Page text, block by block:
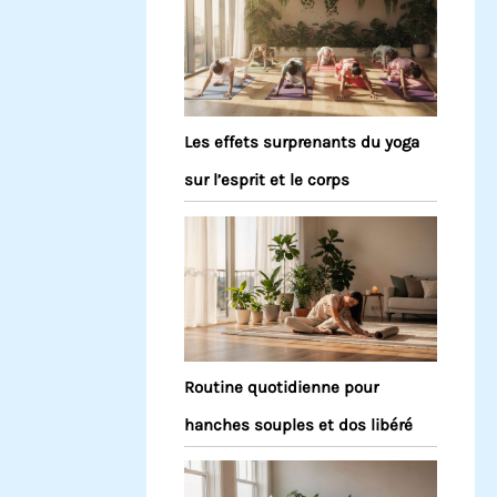
Les effets surprenants du yoga
sur l’esprit et le corps
Routine quotidienne pour
hanches souples et dos libéré